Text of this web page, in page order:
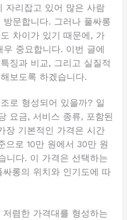
자리잡고 있어 많은 사람
문합니다. 그러나 풀싸롱
차이가 있기 때문에, 가
중요합니다. 이번 글에
징과 비교, 그리고 실질적
보도록 하겠습니다.
로 형성되어 있을까? 일
요금, 서비스 종류, 포함된
장 기본적인 가격은 시간
으로 10만 원에서 30만 원
니다. 이 가격은 선택하는
롱의 위치와 인기도에 따
렴한 가격대를 형성하는